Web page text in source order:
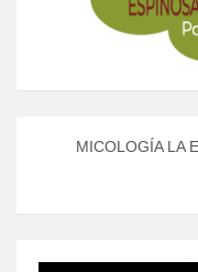
MICOLOGÍA LA